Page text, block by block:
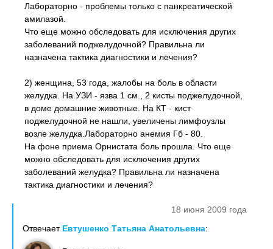
Лабораторно - проблемы только с панкреатической
амилазой.
Что еще можно обследовать для исключения других
заболеваний поджелудочной? Правильна ли
назначена тактика диагностики и лечения?
2) женщина, 53 года, жалобы на боль в области
желудка. На УЗИ - язва 1 см., 2 кисты поджелудочной,
в доме домашние животные. На КТ - кист
поджелудочной не нашли, увеличены лимфоузлы
возле желудка.Лабораторно анемия Гб - 80.
На фоне приема Орнистата боль прошла. Что еще
можно обследовать для исключения других
заболеваний желудка? Правильна ли назначена
тактика диагностики и лечения?
18 июня 2009 года
Отвечает Евтушенко Татьяна Анатольевна: